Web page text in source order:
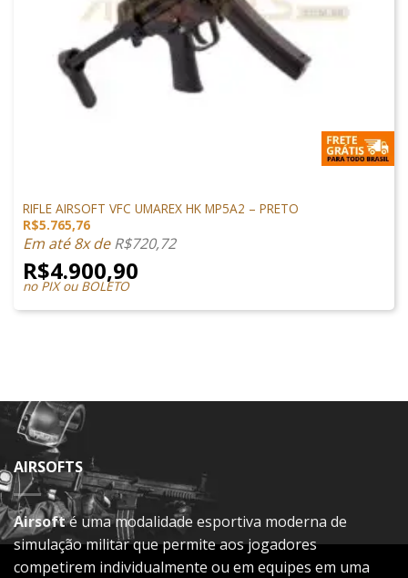
RIFLE AIRSOFT VFC UMAREX HK MP5A2 – PRETO
R$5.765,76
Em até 8x deR$720,72
R$4.900,90
no PIX ou BOLETO
AIRSOFTS
Airsofté uma modalidade esportiva moderna de
simulação militar que permite aos jogadores
competirem individualmente ou em equipes em uma